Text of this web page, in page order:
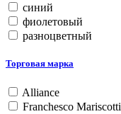
синий
фиолетовый
разноцветный
Торговая марка
Alliance
Franchesco Mariscotti